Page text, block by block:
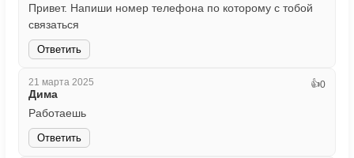
Привет. Напиши номер телефона по которому с тобой
связаться
Ответить
21 марта 2025
Дима
👍0
Работаешь
Ответить